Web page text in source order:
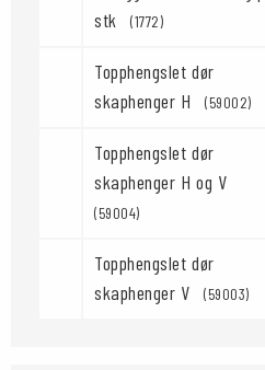
stk
(1772)
Topphengslet dør
skaphenger H
(59002)
Topphengslet dør
skaphenger H og V
(59004)
Topphengslet dør
skaphenger V
(59003)